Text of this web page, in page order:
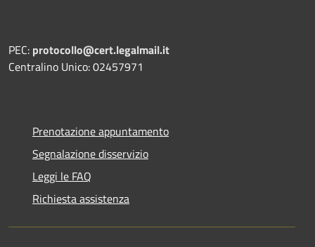
PEC: protocollo@cert.legalmail.it
Centralino Unico: 02457971
Prenotazione appuntamento
Segnalazione disservizio
Leggi le FAQ
Richiesta assistenza